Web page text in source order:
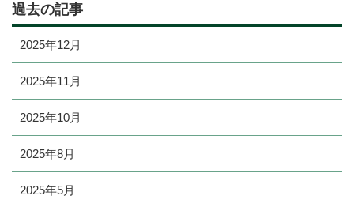
過去の記事
2025年12月
2025年11月
2025年10月
2025年8月
2025年5月